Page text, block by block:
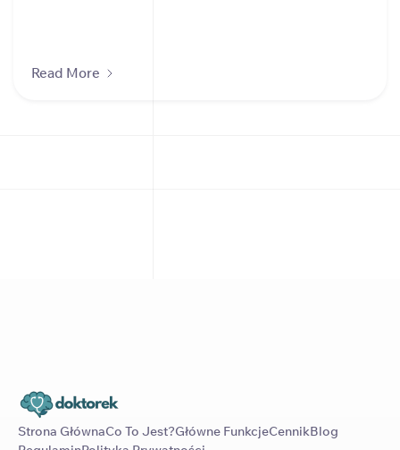
Read More
Strona GłównaCo To Jest?Główne FunkcjeCennikBlog